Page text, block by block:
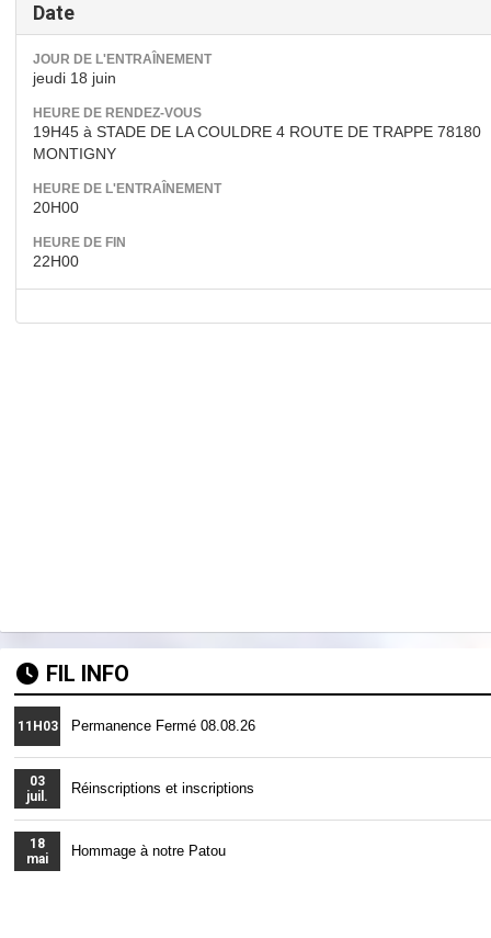
Date
JOUR DE L'ENTRAÎNEMENT
jeudi 18 juin
HEURE DE RENDEZ-VOUS
19H45 à STADE DE LA COULDRE 4 ROUTE DE TRAPPE 78180
MONTIGNY
HEURE DE L'ENTRAÎNEMENT
20H00
HEURE DE FIN
22H00
FIL INFO
11H03 Permanence Fermé 08.08.26
03
juil.
Réinscriptions et inscriptions
18
mai
Hommage à notre Patou